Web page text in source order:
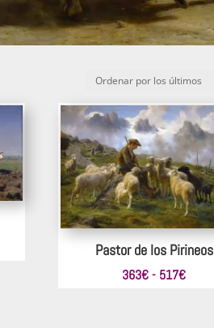
Pastor de los Pirineos
363€ - 517€Rango